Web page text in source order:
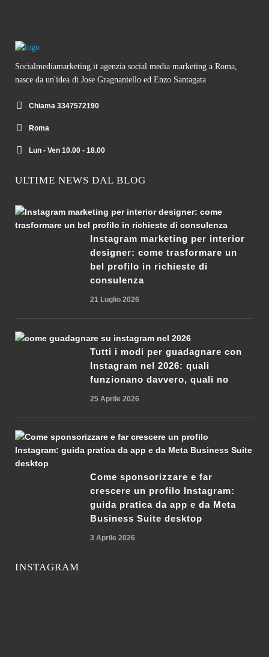
Socialmediamarketing.it agenzia social media marketing a Roma,
nasce da un'idea di Jose Gragnaniello ed Enzo Santagata
Chiama 3347572190
Roma
Lun - Ven 10.00 - 18.00
ULTIME NEWS DAL BLOG
Instagram marketing per interior
designer: come trasformare un
bel profilo in richieste di
consulenza
21 Luglio 2026
Tutti i modi per guadagnare con
Instagram nel 2026: quali
funzionano davvero, quali no
25 Aprile 2026
Come sponsorizzare e far
crescere un profilo Instagram:
guida pratica da app e da Meta
Business Suite desktop
3 Aprile 2026
INSTAGRAM